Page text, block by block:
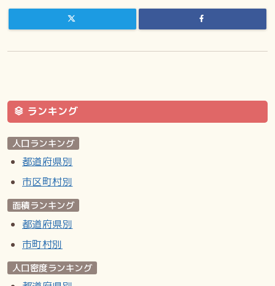
年）に相次いで石狩川が氾濫し、多くの離農者を出した。北
海道庁は1910年（明治43年）から治水対策に乗り出したも
た。
との合併に伴い札幌市篠路町福移となる。同年豊平川付け替
えに伴い一部が江別市字福移となった。しかし江別側は1957
年（昭和32年）に字角山に吸収される。1972年（昭和47
年）一部が札幌市東区中沼町となり、篠路町中沼の一部を編
入し現在に至る。
主要施設
あいの里・福移の森緑地／篠路福移湿原／札幌パークゴルフ
倶楽部 福移の杜／篠路破砕工場・ごみ資源化工場／札幌市立
参考文献
ランキング
人口ランキング
都道府県別
市区町村別
面積ランキング
都道府県別
市町村別
人口密度ランキング